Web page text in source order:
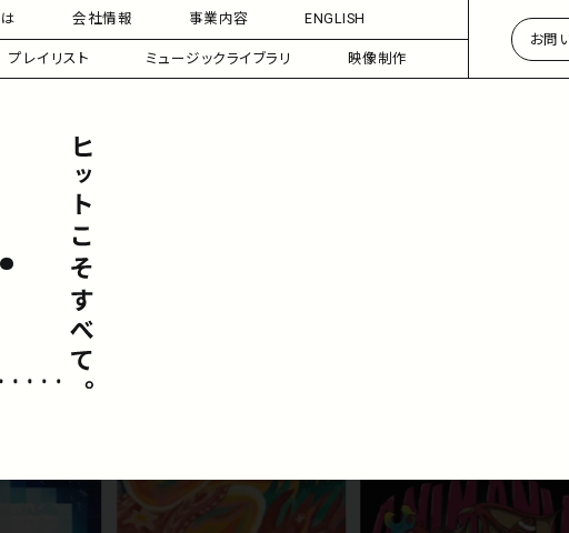
会社情報 事業内容
ENGLISH
プレイリスト ミュージックライブラリ 映像制作
お問